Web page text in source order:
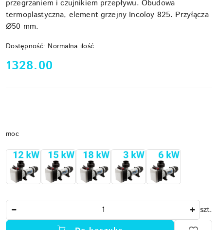
przegrzaniem i czujnikiem przepływu. Obudowa
termoplastyczna, element grzejny Incoloy 825. Przyłącza
Ø50 mm.
Dostępność: Normalna ilość
cena:
1328.00
Wariant
moc
szt.